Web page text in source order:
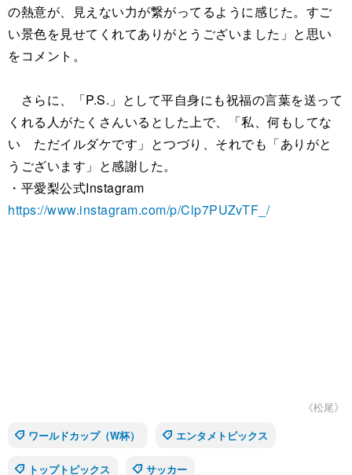
の熱意が、見えない力が繋がってるように感じた。すご
い景色を見せてくれてありがとうございました」と思い
をコメント。
さらに、「P.S.」として平自身にも祝福の言葉を送って
くれる人がたくさんいるとした上で、「私、何もしてな
い ただイルダケです」とつづり、それでも「ありがと
うございます」と感謝した。
・平愛梨公式Instagram
https://www.instagram.com/p/Clp7PUZvTF_/
《松尾》
ワールドカップ（W杯）
エンタメトピックス
トップトピックス サッカー